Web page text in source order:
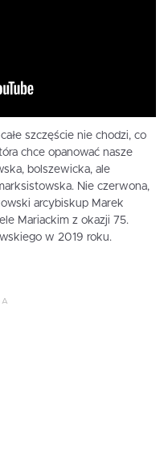
szczęście nie chodzi, co
chce opanować nasze
bolszewicka, ale
Nie czerwona,
arcybiskup Marek
Mariackim z okazji 75.
w 2019 roku.